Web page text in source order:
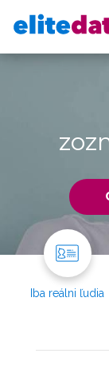
Iba reálni ľudia